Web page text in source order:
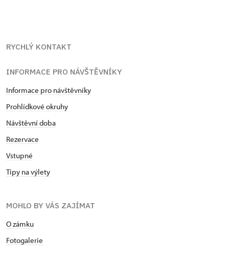
RYCHLÝ KONTAKT
INFORMACE PRO NÁVŠTĚVNÍKY
Informace pro návštěvníky
Prohlídkové okruhy
Návštěvní doba
Rezervace
Vstupné
Tipy na výlety
MOHLO BY VÁS ZAJÍMAT
O zámku
Fotogalerie